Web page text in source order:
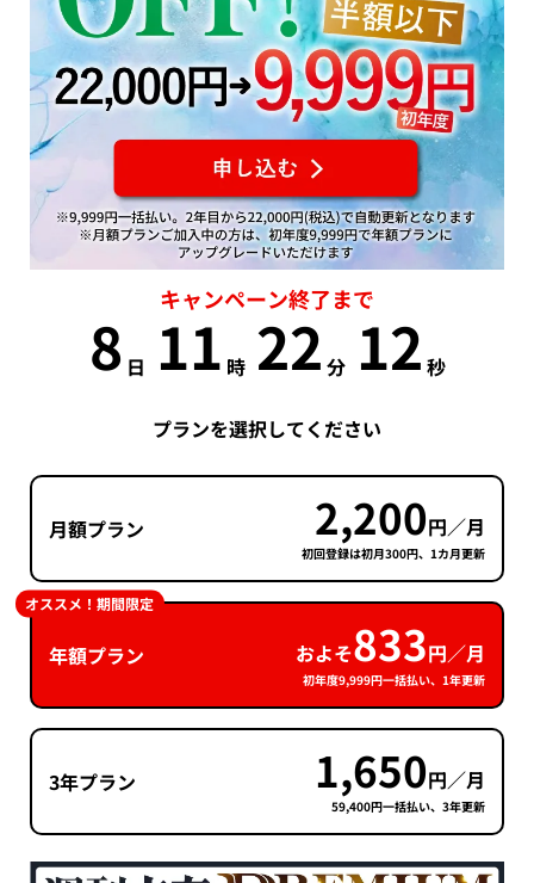
キャンペーン終了まで
8 日 11 時 22 分 11 秒
プランを選択してください
月額プラン 2,200円／月
初回登録は初月300円、1カ月更新
年額プラン およそ833円／月
初年度9,999円一括払い、1年更新
オススメ！期間限定
3年プラン 1,650円／月
59,400円一括払い、3年更新